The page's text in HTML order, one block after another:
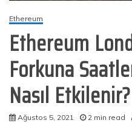
Ethereum
Ethereum
Forkuna
Nasıl Etkilenir?
Ağustos 5, 2021 2 min read